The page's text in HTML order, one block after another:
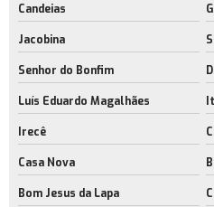
Candeias
Jacobina
Senhor do Bonfim
Luís Eduardo Magalhães
Irecê
Casa Nova
Bom Jesus da Lapa